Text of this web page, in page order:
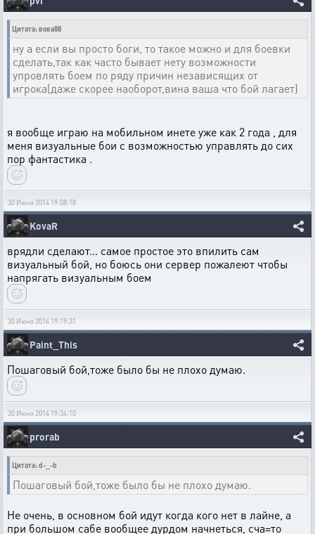
Цитата: вова88
ну а если вы просто боги, то такое можно и для боевки
сделать,так как часто бывает нету возможности
упровлять боем по ряду причин независящих от
игрока(даже скорее наоборот,вина ваша что бой лагает)
я вообще играю на мобильном инете уже как 2 года , для
меня визуальные бои с возможностью управлять до сих
пор фантастика .
30 Июня 2014 19:08:18
KovaR
врядли сделают... самое простое это впилить сам
визуальный бой, но боюсь они сервер пожалеют чтобы
напрягать визуальным боем
30 Июня 2014 19:19:31
Paint_This
Пошаговый бой,тоже было бы не плохо думаю.
30 Июня 2014 19:34:10
prorab
Цитата: d-_-b
Пошаговый бой,тоже было бы не плохо думаю.
Не очень, в основном бой идут когда кого нет в лайне, а
при большом сабе вообщее дурдом начнеться, сча=то